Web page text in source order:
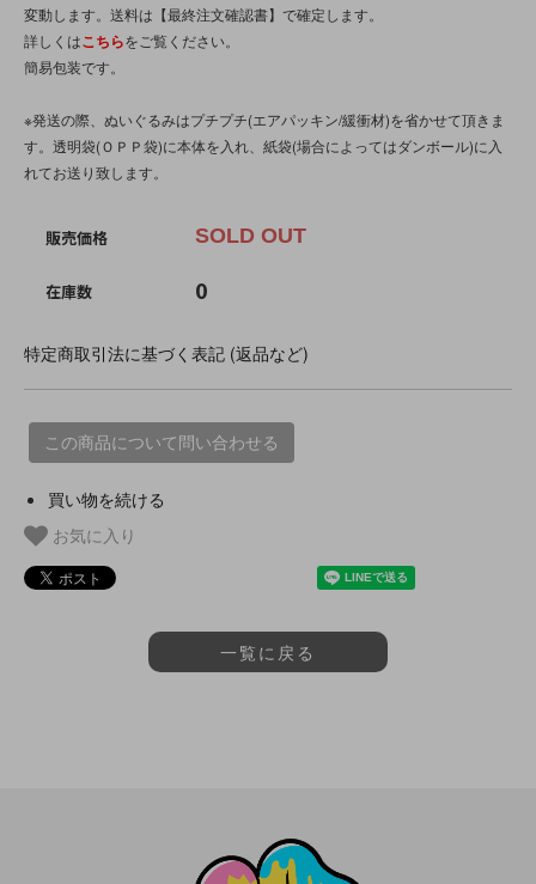
変動します。送料は【最終注文確認書】で確定します。
詳しくはこちらをご覧ください。
簡易包装です。
※発送の際、ぬいぐるみはプチプチ(エアパッキン/緩衝材)を省かせて頂きま
す。透明袋(ＯＰＰ袋)に本体を入れ、紙袋(場合によってはダンボール)に入
れてお送り致します。
販売価格 SOLD OUT
在庫数 0
特定商取引法に基づく表記 (返品など)
この商品について問い合わせる
買い物を続ける
お気に入り
一覧に戻る